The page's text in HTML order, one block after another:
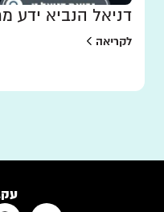
דניאל הנביא ידע
לקריאה